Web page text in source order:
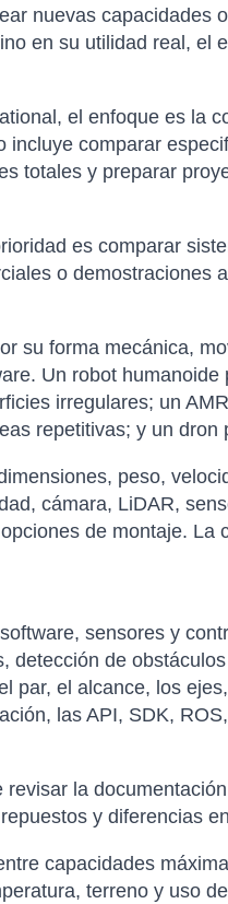
nuevas capacidades
en su utilidad real, el
el enfoque es la
comparar
totales y preparar
es comparar
o demostraciones
su forma mecánica,
Un robot
irregulares; un
repetitivas; y un
peso,
cámara, LiDAR,
de montaje.
sensores y
detección de
par, el alcance, los
las API, SDK,
la
y diferencias
capacidades
terreno y uso